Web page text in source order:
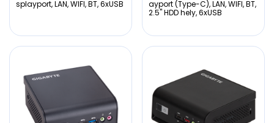
splayport, LAN, WIFI, BT, 6xUSB
ayport (Type-C), LAN, WIFI, BT,
2.5" HDD hely, 6xUSB